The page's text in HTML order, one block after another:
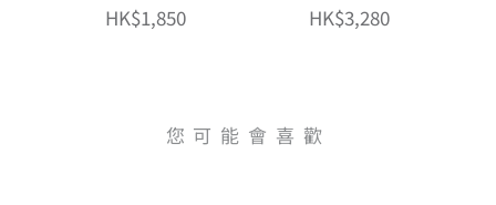
HK$1,850 HK$3,280
您可能會喜歡